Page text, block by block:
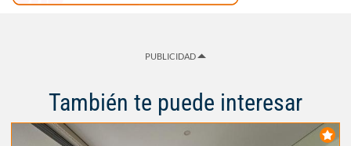
PUBLICIDAD
También te puede interesar